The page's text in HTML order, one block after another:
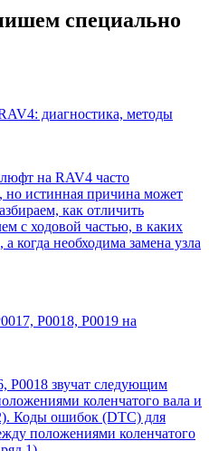
специально
диагностика, методы
на RAV4 часто
но истинная причина может
как отличить
с ходовой частью, в каких
когда необходима замена узла
P0018, P0019 на
P0018 звучат следующим
коленчатого вала и
Коды ошибок (DTC) для
положениями коленчатого